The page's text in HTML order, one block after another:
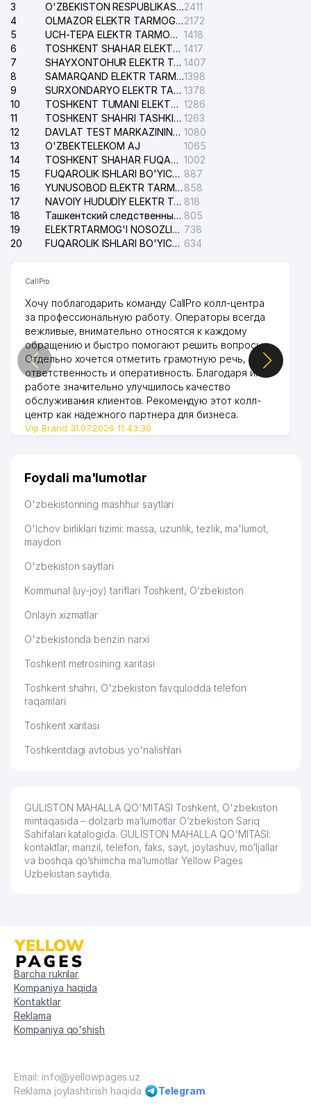
3
O'ZBEKISTON RESPUBLIKASI BOSH PROKURATURASI ISHONCH TELEFONI2411
4
OLMAZOR ELEKTR TARMOG'I NOSOZLIKLARI XIZMATI2172
5
UCH-TEPA ELEKTR TARMOG'I NOSOZLIKLARI XIZMATI 1418
6
TOSHKENT SHAHAR ELEKTR TARMOQLARI KORXONASI AJ 1417
7
SHAYXONTOHUR ELEKTR TARMOG'I NOSOZLIKLARINI TUZATISH XIZMATI 1407
8
SAMARQAND ELEKTR TARMOQLARI AJ1398
9
SURXONDARYO ELEKTR TARMOQLARI AJ 1378
10
TOSHKENT TUMANI ELEKTR TARMOG'I AVARIYA XIZMATI 1286
11
TOSHKENT SHAHRI TASHKILOT TELEFONLARI HAQIDA MA'LUMOT BYUROSI 1263
12
DAVLAT TEST MARKAZINING ISHONCH TELEFONLARI 1080
13
O'ZBEKTELEKOM AJ
1065
14
TOSHKENT SHAHAR FUQAROLIK ISHLARI BO'YICHA SUDI 1002
15
FUQAROLIK ISHLARI BO'YICHA YAKKASAROY TUMANLARARO SUDI 887
16
YUNUSOBOD ELEKTR TARMOG'I NOSOZLIKLARI XIZMATI 858
17
NAVOIY HUDUDIY ELEKTR TARMOQLARI KORXONASI AJ 818
18
Ташкентский следственный изолятор 805
19
ELEKTRTARMOG'I NOSOZLIKLARINI TO'ZATISH SERGELI XIZMATI 738
20
FUQAROLIK ISHLARI BO'YICHA UCH-TEPA TUMANI SUDI 634
CallPro
Хочу поблагодарить команду CallPro колл-центра
за профессиональную работу. Операторы всегда
вежливые, внимательно относятся к каждому
обращению и быстро помогают решить вопросы.
Отдельно хочется отметить грамотную речь,
ответственность и оперативность. Благодаря их
работе значительно улучшилось качество
обслуживания клиентов. Рекомендую этот колл-
центр как надежного партнера для бизнеса.
Vip Brand 31.07.2026 11:43:39
Foydali ma'lumotlar
O'zbekistonning mashhur saytlari
O'lchov birliklari tizimi: massa, uzunlik, tezlik, ma'lumot,
maydon
O'zbekiston saytlari
Kommunal (uy-joy) tariflari Toshkent, O‘zbekiston
Onlayn xizmatlar
O'zbekistonda benzin narxi
Toshkent metrosining xaritasi
Toshkent shahri, O'zbekiston favqulodda telefon
raqamlari
Toshkent xaritasi
Toshkentdagi avtobus yo'nalishlari
GULISTON MAHALLA QO'MITASI Toshkent, O'zbekiston
mintaqasida – dolzarb ma’lumotlar O’zbekiston Sariq
Sahifalari katalogida. GULISTON MAHALLA QO'MITASI:
kontaktlar, manzil, telefon, faks, sayt, joylashuv, mo’ljallar
va boshqa qo’shimcha ma’lumotlar Yellow Pages
Uzbekistan saytida.
Barcha ruknlar
Kompaniya haqida
Kontaktlar
Reklama
Kompaniya qo'shish
Email: info@yellowpages.uz
Reklama joylashtirish haqida
Telegram